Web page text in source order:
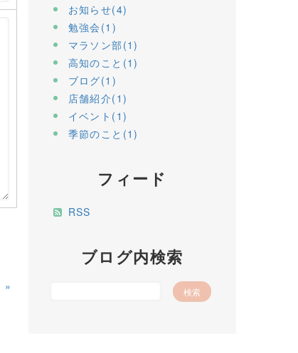
»
お知らせ(4)
勉強会(1)
マラソン部(1)
高知のこと(1)
ブログ(1)
店舗紹介(1)
イベント(1)
季節のこと(1)
フィード
RSS
ブログ内検索